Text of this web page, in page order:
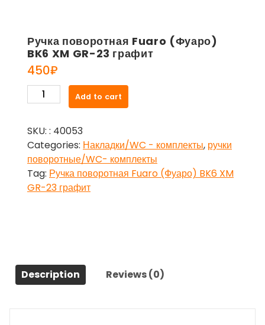
Ручка поворотная Fuaro (Фуаро)
BK6 XM GR-23 графит
450₽
Ручка
поворотная
(Фуаро)
BK6
XM
GR-
23
Add to cart
SKU: : 40053
Categories: Накладки/WC - комплекты, ручки
поворотные/WC- комплекты
Tag: Ручка поворотная Fuaro (Фуаро) BK6 XM
GR-23 графит
Description Reviews (0)